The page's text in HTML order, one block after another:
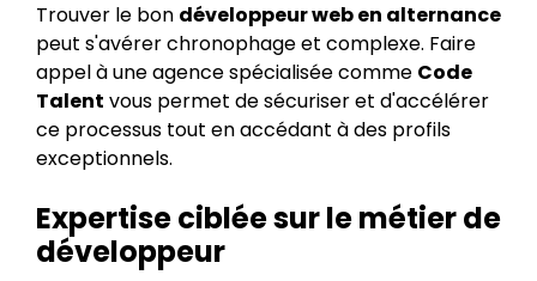
Trouver le bon développeur web en alternance
peut s'avérer chronophage et complexe. Faire
appel à une agence spécialisée comme Code
Talent vous permet de sécuriser et d'accélérer
ce processus tout en accédant à des profils
exceptionnels.
Expertise ciblée sur le métier de
développeur